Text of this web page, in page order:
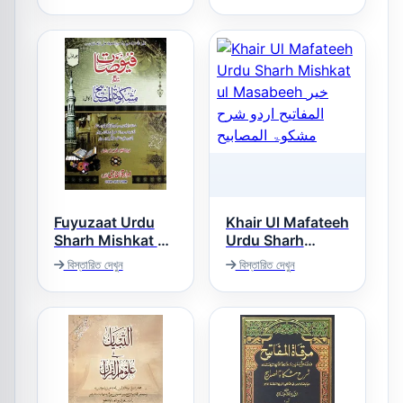
Fuyuzaat Urdu
Sharh Mishkat ul
Masabih فیوضات
اردو شرح مشکوۃ
المصابیح
বিস্তারিত দেখুন
Khair Ul Mafateeh
Urdu Sharh
Mishkat ul
Masabeeh خیر
المفاتیح اردو شرح
مشکوۃ المصابیح
বিস্তারিত দেখুন